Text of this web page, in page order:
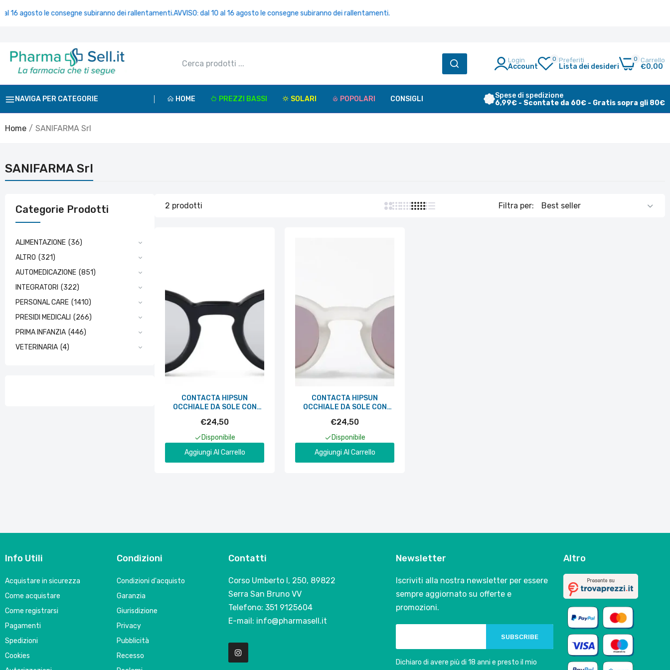
16 agosto le consegne subiranno dei rallentamenti.AVVISO: dal 10 al 16 agosto le consegne subiranno dei rallentamenti.
NERO
Login
Account
0 Preferiti
Lista dei desideri
0 Carrello
€0,00
NAVIGA PER CATEGORIE HOME PREZZI BASSI SOLARI POPOLARI CONSIGLI
Spese di spedizione
6,99€ - Scontate da 60€ - Gratis sopra gli 80€
Home SANIFARMA Srl
SANIFARMA Srl
Categorie Prodotti
ALIMENTAZIONE (36)
ALTRO (321)
AUTOMEDICAZIONE (851)
INTEGRATORI (322)
PERSONAL CARE (1410)
PRESIDI MEDICALI (266)
PRIMA INFANZIA (446)
VETERINARIA (4)
2 prodotti Filtra per:
CONTACTA HIPSUN
OCCHIALE DA SOLE CON
€24,50
Disponibile
Aggiungi Al Carrello
CONTACTA HIPSUN
OCCHIALE DA SOLE CON
CRISTALLO
€24,50
Disponibile
Aggiungi Al Carrello
Info Utili
Acquistare in sicurezza
Come acquistare
Come registrarsi
Pagamenti
Spedizioni
Cookies
Condizioni
Condizioni d'acquisto
Garanzia
Giurisdizione
Privacy
Pubblicità
Recesso
Contatti
Corso Umberto I, 250, 89822
Serra San Bruno VV
Telefono: 351 9125604
E-mail: info@pharmasell.it
Newsletter
Iscriviti alla nostra newsletter per essere
sempre aggiornato su offerte e
promozioni.
SUBSCRIBE
Dichiaro di avere più di 18 anni e presto il mio
Altro